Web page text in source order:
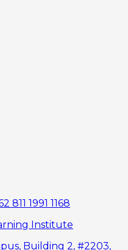
811 1991 1168
Institute
Building 2, #2203,